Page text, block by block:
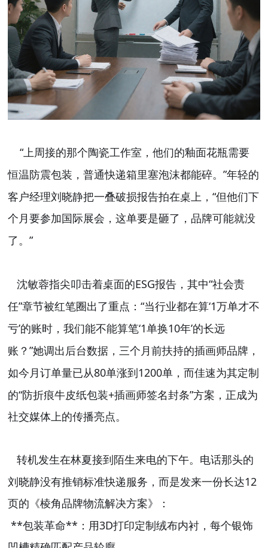
“ 上周接的那个陶瓷工作室，他们的釉面花瓶需要
恒温防震包装，普通快递箱里塞泡沫都能碎。”年轻的
客户经理刘晓静把一叠破损报告拍在桌上，“但他们下
个月要参加国际展会，这单要是砸了，品牌可能就没
了。”
沈敏蓉指尖叩击着桌面的ESG报告，其中“社会责
任”章节被红笔圈出了重点：“当行业都在算‘1万单才不
亏’的账时，我们能不能算笔‘1单换10年’的长远
账？”她调出后台数据，三个月前扶持的插画师品牌，
如今月订单量已从80单涨到 1200单，而佳速为其定制
的“防折痕牛皮纸包装+插画师签名封条”方案，正成为
社交媒体上的传播亮点。
转机发生在林夏接到陌生来电的下午。电话那头的
刘晓静没有推销标准快递服务，而是发来一份长达12
页的《棱角品牌物流解决方案》：
**包装革命** ：用3D打印定制绒布内衬，每个银饰